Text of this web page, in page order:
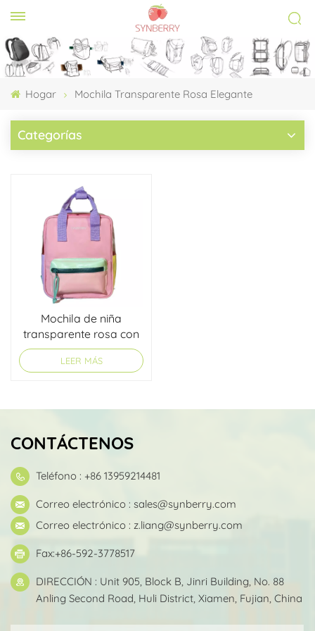
Hogar Mochila Transparente Rosa Elegante
Categorías
Mochila de niña
transparente rosa con
logotipo personalizado
LEER MÁS
CONTÁCTENOS
Teléfono : +86 13959214481
Correo electrónico : sales@synberry.com
Correo electrónico : z.liang@synberry.com
Fax:+86-592-3778517
DIRECCIÓN : Unit 905, Block B, Jinri Building, No. 88
Anling Second Road, Huli District, Xiamen, Fujian, China